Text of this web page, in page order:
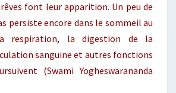
font leur apparition. Un peu de
persiste encore dans le sommeil au
respiration, la digestion de la
sanguine et autres fonctions
(Swami Yogheswarananda